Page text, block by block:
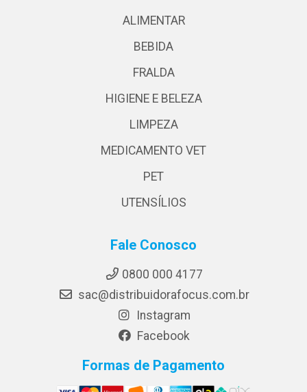
ALIMENTAR
BEBIDA
FRALDA
HIGIENE E BELEZA
LIMPEZA
MEDICAMENTO VET
PET
UTENSÍLIOS
Fale Conosco
0800 000 4177
sac@distribuidorafocus.com.br
Instagram
Facebook
Formas de Pagamento